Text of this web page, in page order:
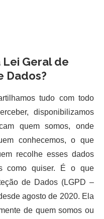
Geral de
Dados?
tudo com todo
disponibilizamos
quem somos, onde
conhecemos, o que
recolhe esses dados
como quiser. É o que
de Dados (LGPD –
agosto de 2020. Ela
de quem somos ou